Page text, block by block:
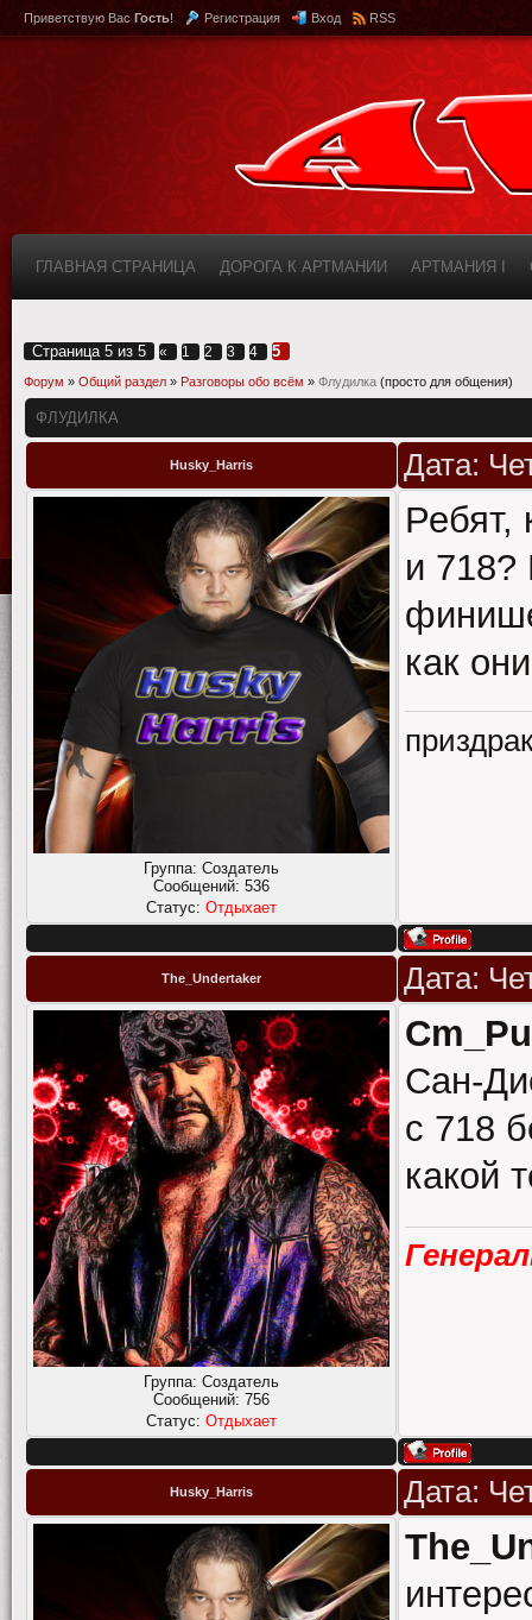
Приветствую Вас Гость! Регистрация Вход RSS
ГЛАВНАЯ СТРАНИЦА ДОРОГА К АРТМАНИИ АРТМАНИЯ I
Страница 5 из 5 « 1 2 3 4 5
Форум » Общий раздел » Разговоры обо всём » Флудилка (просто для общения)
ФЛУДИЛКА
Husky_Harris Дата:
Группа: Создатель
Сообщений: 536
Статус: Отдыхает
Ребят,
и 718?
как
The_Undertaker Дата:
Группа: Создатель
Сообщений: 756
Статус: Отдыхает
Сан-
с 718
какой
Husky_Harris Дата: